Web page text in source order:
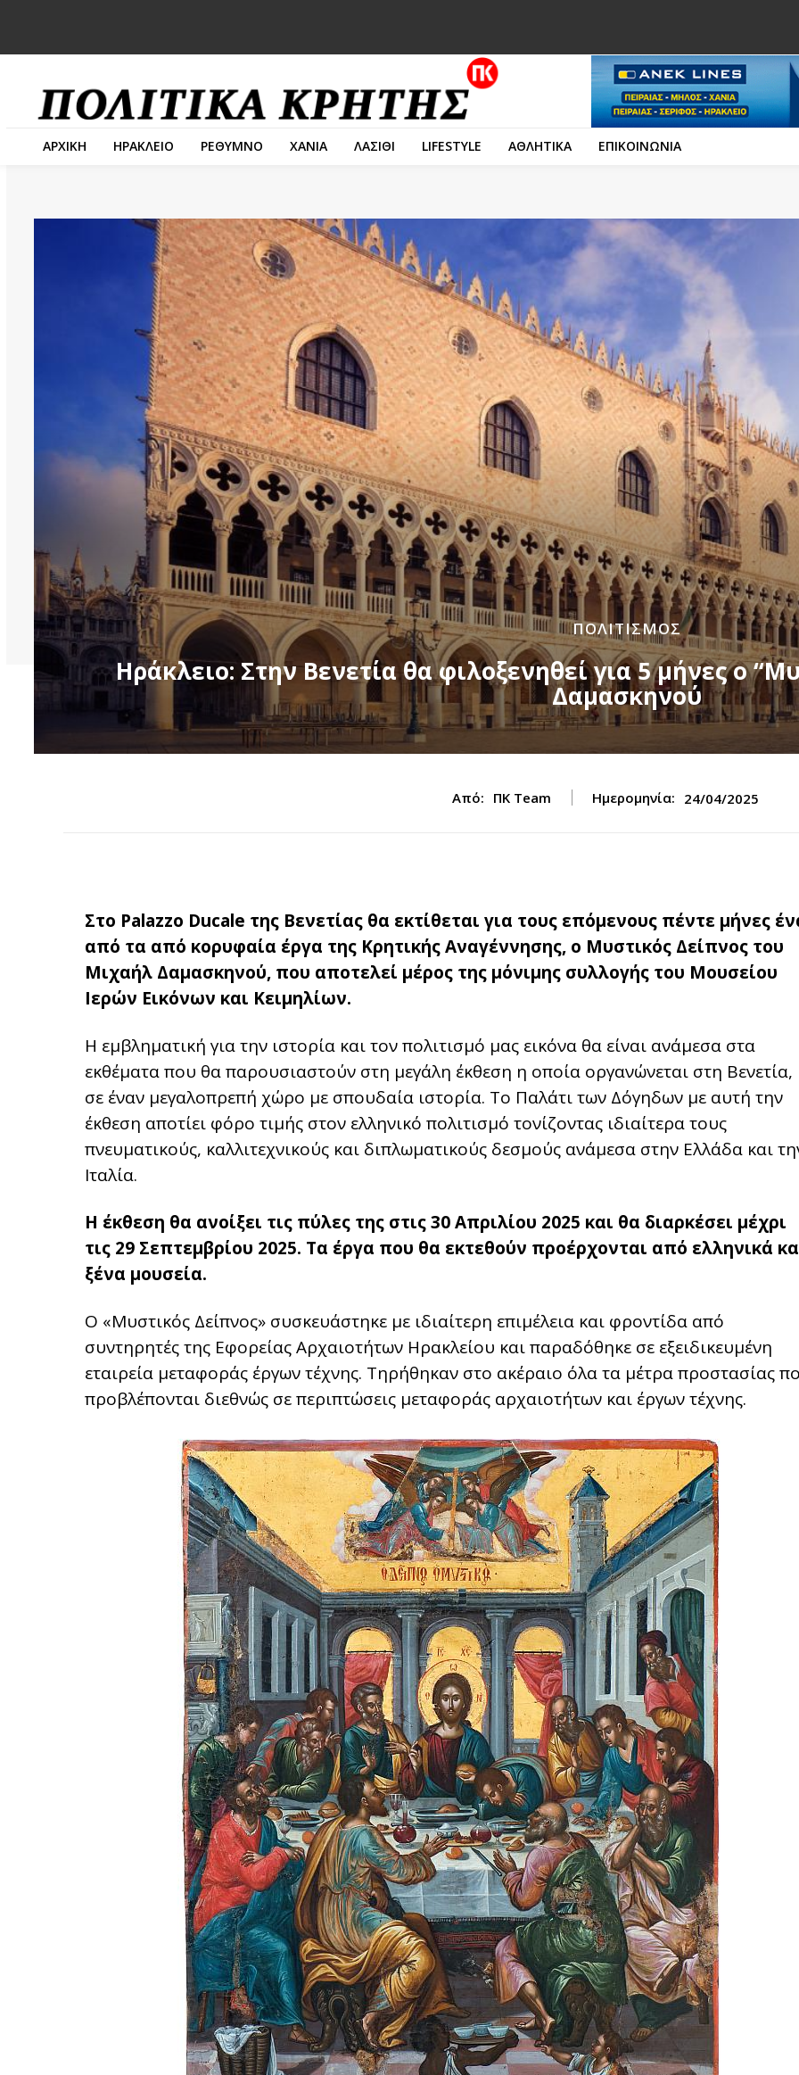
ΑΡΧΙΚΗ ΗΡΑΚΛΕΙΟ ΡΕΘΥΜΝΟ ΧΑΝΙΑ ΛΑΣΙΘΙ LIFESTYLE ΑΘΛΗΤΙΚΑ ΕΠΙΚΟΙΝΩΝΙΑ
ΠΟΛΙΤΙΣΜΟΣ
Ηράκλειο: Στην Βενετία θα φιλοξενηθεί για 5 μήνες ο
Δαμασκηνού
Από: ΠΚ Team Ημερομηνία: 24/04/2025
Στο Palazzo Ducale της Βενετίας θα εκτίθεται για τους επόμενους πέντε μήνες
από τα από κορυφαία έργα της Κρητικής Αναγέννησης, ο Μυστικός Δείπνος του
Μιχαήλ Δαμασκηνού, που αποτελεί μέρος της μόνιμης συλλογής του Μουσείου
Ιερών Εικόνων και Κειμηλίων.
Η εμβληματική για την ιστορία και τον πολιτισμό μας εικόνα θα είναι ανάμεσα στα
εκθέματα που θα παρουσιαστούν στη μεγάλη έκθεση η οποία οργανώνεται στη Βενετία,
σε έναν μεγαλοπρεπή χώρο με σπουδαία ιστορία. Το Παλάτι των Δόγηδων με αυτή την
έκθεση αποτίει φόρο τιμής στον ελληνικό πολιτισμό τονίζοντας ιδιαίτερα τους
πνευματικούς, καλλιτεχνικούς και διπλωματικούς δεσμούς ανάμεσα στην Ελλάδα και
Ιταλία.
Η έκθεση θα ανοίξει τις πύλες της στις 30 Απριλίου 2025 και θα διαρκέσει μέχρι
τις 29 Σεπτεμβρίου 2025. Τα έργα που θα εκτεθούν προέρχονται από ελληνικά
ξένα μουσεία.
O «Μυστικός Δείπνος» συσκευάστηκε με ιδιαίτερη επιμέλεια και φροντίδα από
συντηρητές της Εφορείας Αρχαιοτήτων Ηρακλείου και παραδόθηκε σε εξειδικευμένη
εταιρεία μεταφοράς έργων τέχνης. Τηρήθηκαν στο ακέραιο όλα τα μέτρα προστασίας
προβλέπονται διεθνώς σε περιπτώσεις μεταφοράς αρχαιοτήτων και έργων τέχνης.